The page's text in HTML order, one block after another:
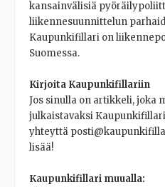
kansainvälisiä
liikennesuunnittelun
Kaupunkifillari on
Suomessa.
Kirjoita Kaupunkifillariin
Jos sinulla on artikkeli, joka
julkaistavaksi
yhteyttä
lisää!
Kaupunkifillari muualla: